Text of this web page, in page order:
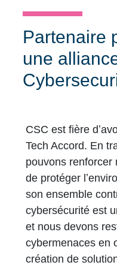
Partenaire
une
CSC est fière
Tech Accord. En
pouvons renforcer
de protéger
son ensemble
cybersécurité est
et nous devons
cybermenaces en
création de